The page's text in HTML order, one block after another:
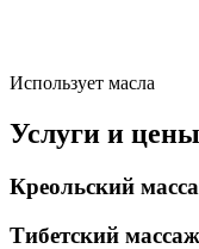
Использует масла
Услуги и цены
Креольский
Тибетский